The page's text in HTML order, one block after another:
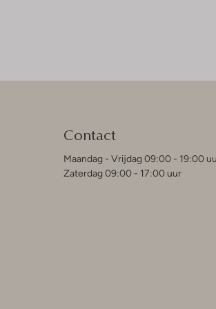
Contact
Maandag - Vrijdag 09:00 - 19:00
Zaterdag 09:00 - 17:00 uur